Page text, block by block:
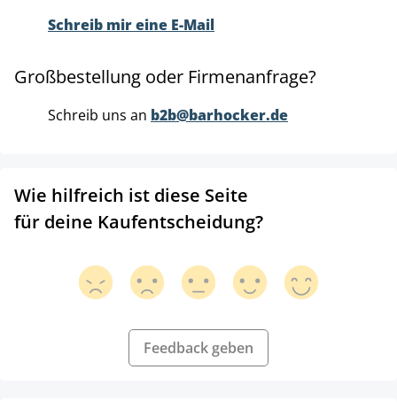
Schreib mir eine E-Mail
Großbestellung oder Firmenanfrage?
Schreib uns an b2b@barhocker.de
Wie hilfreich ist diese Seite
für deine Kaufentscheidung?
Feedback geben